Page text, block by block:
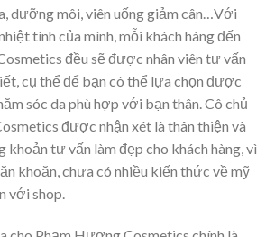
dưỡng môi, viên uống giảm cân…Với
tình của mình, mỗi khách hàng đến
đều sẽ được nhân viên tư vấn
cụ thể để bạn có thể lựa chọn được
sóc da phù hợp với bạn thân. Cô chủ
được nhận xét là thân thiện và
tư vấn làm đẹp cho khách hàng, vì
khoăn, chưa có nhiều kiến thức về mỹ
với shop.